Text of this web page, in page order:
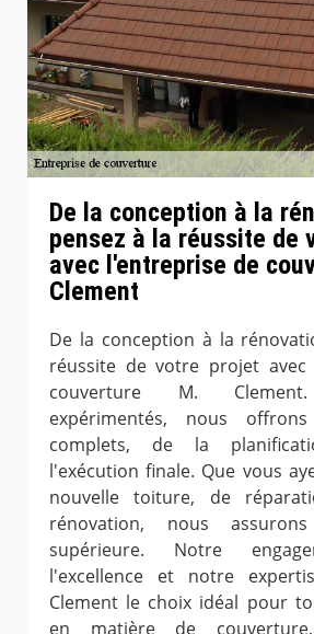
De la conception à la
pensez à la réussite de
avec l'entreprise de
Clement
De la conception à la
réussite de votre projet
couverture M. Clement.
expérimentés, nous
complets, de la
l'exécution finale. Que vous
nouvelle toiture, de
rénovation, nous
supérieure. Notre
l'excellence et notre
Clement le choix idéal pour
en matière de